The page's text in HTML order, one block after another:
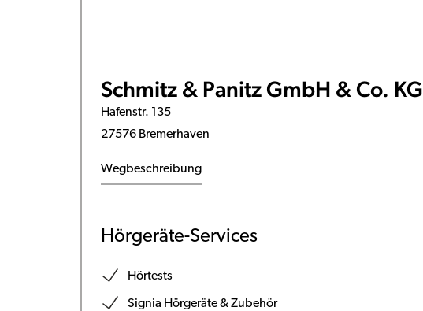
Schmitz & Panitz GmbH & Co. KG
Hafenstr. 135
27576 Bremerhaven
Wegbeschreibung
Hörgeräte-Services
Hörtests
Signia Hörgeräte & Zubehör